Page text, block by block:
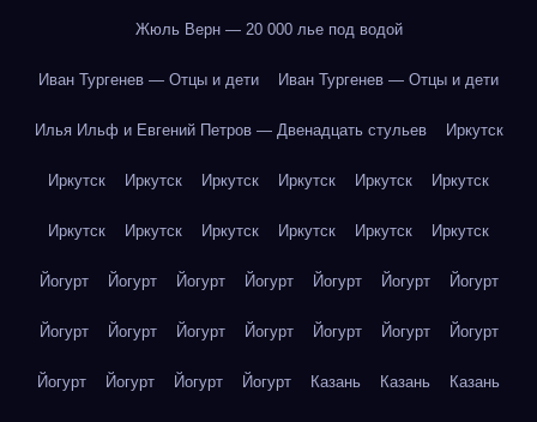
Жюль Верн — 20 000 лье под водой
Иван Тургенев — Отцы и дети Иван Тургенев — Отцы и дети
Илья Ильф и Евгений Петров — Двенадцать стульев Иркутск
Иркутск Иркутск Иркутск Иркутск Иркутск Иркутск
Иркутск Иркутск Иркутск Иркутск Иркутск Иркутск
Йогурт Йогурт Йогурт Йогурт Йогурт Йогурт Йогурт
Йогурт Йогурт Йогурт Йогурт Йогурт Йогурт Йогурт
Йогурт Йогурт Йогурт Йогурт Казань Казань Казань